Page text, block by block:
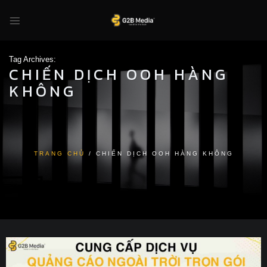
Tag Archives:
CHIẾN DỊCH OOH HÀNG
KHÔNG
TRANG CHỦ / CHIẾN DỊCH OOH HÀNG KHÔNG